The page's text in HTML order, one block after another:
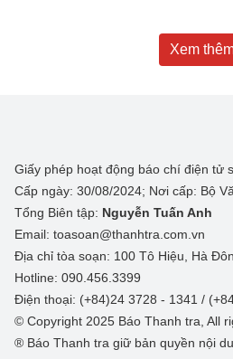
Xem
Giấy phép hoạt động báo chí điện tử
Cấp ngày: 30/08/2024; Nơi cấp: Bộ
Tổng Biên tập: Nguyễn Tuấn Anh
Email: toasoan@thanhtra.com.vn
Địa chỉ tòa soạn: 100 Tô Hiệu, Hà
Hotline: 090.456.3399
Điện thoại: (+84)24 3728 - 1341 /
© Copyright 2025 Báo Thanh tra, All
® Báo Thanh tra giữ bản quyền nội